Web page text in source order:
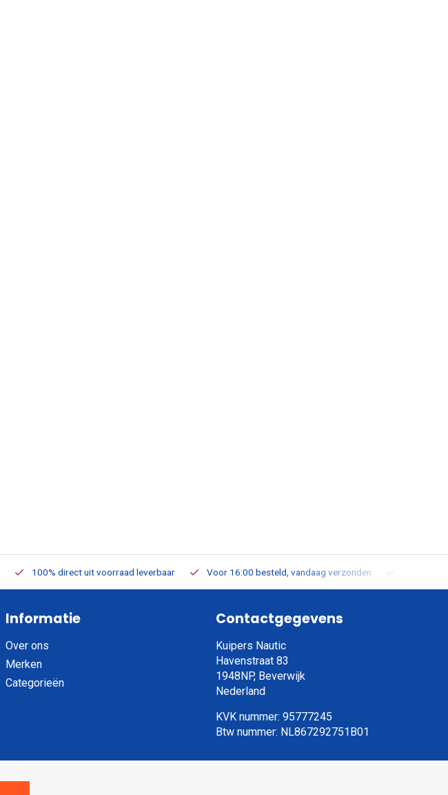
100% direct uit voorraad leverbaar Voor 16:00 besteld, vandaag verzonden
Informatie
Over ons
Merken
Categorieën
Contactgegevens
Kuipers Nautic
Havenstraat 83
1948NP, Beverwijk
Nederland
KVK nummer: 95777245
Btw nummer: NL867292751B01